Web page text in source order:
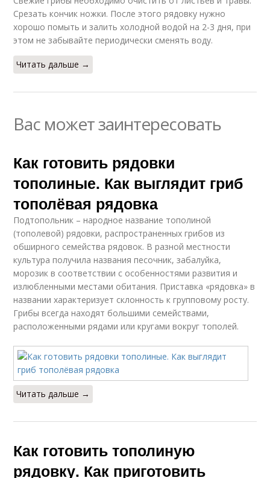
Срезать кончик ножки. После этого рядовку нужно
хорошо помыть и залить холодной водой на 2-3 дня, при
этом не забывайте периодически сменять воду.
Читать дальше →
Вас может заинтересовать
Как готовить рядовки
тополиные. Как выглядит гриб
тополёвая рядовка
Подтопольник – народное название тополиной
(тополевой) рядовки, распространенных грибов из
обширного семейства рядовок. В разной местности
культура получила названия песочник, забалуйка,
морозик в соответствии с особенностями развития и
излюбленными местами обитания. Приставка «рядовка» в
названии характеризует склонность к групповому росту.
Грибы всегда находят большими семействами,
расположенными рядами или кругами вокруг тополей.
Читать дальше →
Как готовить тополиную
рядовку. Как приготовить